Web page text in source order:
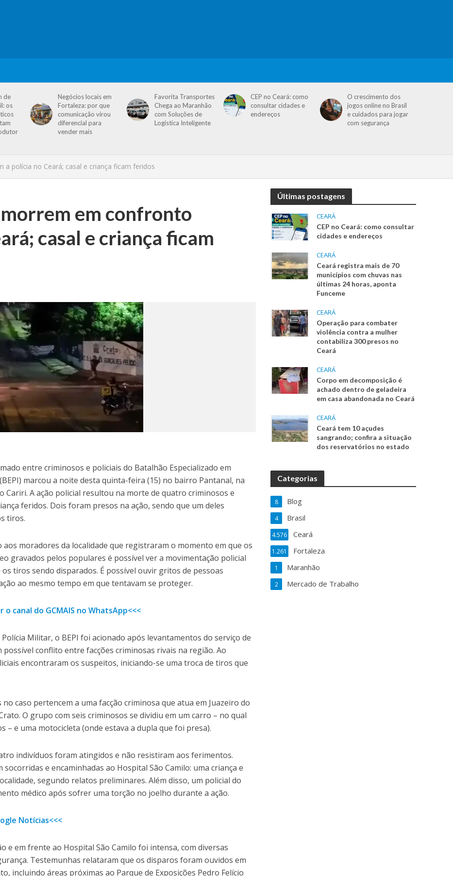
de
os
Negócios locais em
Fortaleza: por que
comunicação virou
diferencial para
vender mais
Favorita Transportes
Chega ao Maranhão
com Soluções de
Logística Inteligente
CEP no Ceará: como
consultar cidades e
endereços
O crescimento dos
jogos online no Brasil
e cuidados para jogar
com segurança
polícia no Ceará; casal e criança ficam feridos
em confronto
casal e criança ficam
entre criminosos e policiais do Batalhão Especializado em
marcou a noite desta quinta-feira (15) no bairro Pantanal, na
Cariri. A ação policial resultou na morte de quatro criminosos e
feridos. Dois foram presos na ação, sendo que um deles
tiros.
moradores da localidade que registraram o momento em que os
gravados pelos populares é possível ver a movimentação policial
tiros sendo disparados. É possível ouvir gritos de pessoas
ao mesmo tempo em que tentavam se proteger.
o canal do GCMAIS no WhatsApp<<<
Militar, o BEPI foi acionado após levantamentos do serviço de
conflito entre facções criminosas rivais na região. Ao
encontraram os suspeitos, iniciando-se uma troca de tiros que
caso pertencem a uma facção criminosa que atua em Juazeiro do
O grupo com seis criminosos se dividiu em um carro – no qual
– e uma motocicleta (onde estava a dupla que foi presa).
indivíduos foram atingidos e não resistiram aos ferimentos.
e encaminhadas ao Hospital São Camilo: uma criança e
segundo relatos preliminares. Além disso, um policial do
médico após sofrer uma torção no joelho durante a ação.
Notícias<<<
e em frente ao Hospital São Camilo foi intensa, com diversas
Testemunhas relataram que os disparos foram ouvidos em
incluindo áreas próximas ao Parque de Exposições Pedro Felício
Últimas postagens
CEARÁ
CEP no Ceará: como consultar
cidades e endereços
CEARÁ
Ceará registra mais de 70
municípios com chuvas nas
últimas 24 horas, aponta
Funceme
CEARÁ
Operação para combater
violência contra a mulher
contabiliza 300 presos no
Ceará
CEARÁ
Corpo em decomposição é
achado dentro de geladeira
em casa abandonada no Ceará
CEARÁ
Ceará tem 10 açudes
sangrando; confira a situação
dos reservatórios no estado
Categorias
Blog
8
Brasil
4
Ceará
4.576
Fortaleza
1.261
Maranhão
1
Mercado de Trabalho
2